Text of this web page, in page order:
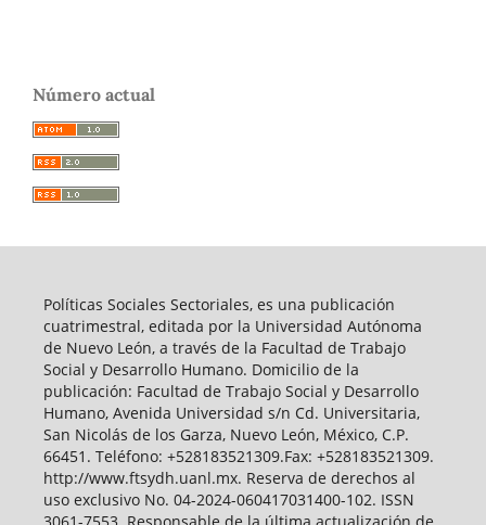
Número actual
Políticas Sociales Sectoriales, es una publicación
cuatrimestral, editada por la Universidad Autónoma
de Nuevo León, a través de la Facultad de Trabajo
Social y Desarrollo Humano. Domicilio de la
publicación: Facultad de Trabajo Social y Desarrollo
Humano, Avenida Universidad s/n Cd. Universitaria,
San Nicolás de los Garza, Nuevo León, México, C.P.
66451. Teléfono: +528183521309.Fax: +528183521309.
http://www.ftsydh.uanl.mx. Reserva de derechos al
uso exclusivo No. 04-2024-060417031400-102. ISSN